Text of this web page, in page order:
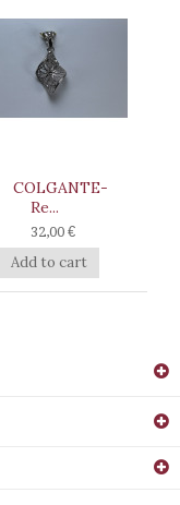
COLGANTE-
Re...
32,00 €
Add to cart